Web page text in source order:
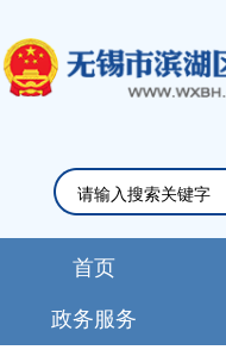
首页
政务服务